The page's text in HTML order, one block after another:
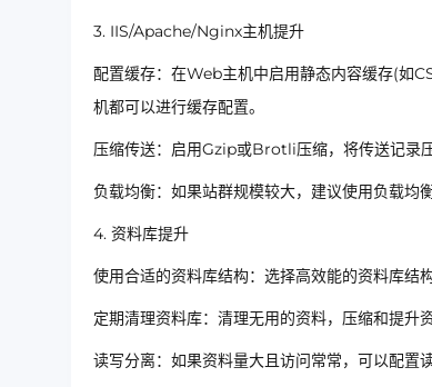
3. IIS/Apache/Nginx主机提升
配置缓存：在Web主机中启用静态内容缓存(如
机都可以进行缓存配置。
压缩传送：启用Gzip或Brotli压缩，将传送记录
负载均衡：如果站群规模较大，建议使用负载均
4. 资料库提升
使用合适的资料库结构：选择高效能的资料库结
定期清理资料库：清理无用的资料，压缩和提升
读写分离：如果资料量大且访问常常，可以配置